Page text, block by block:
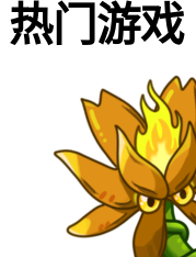
热门游戏